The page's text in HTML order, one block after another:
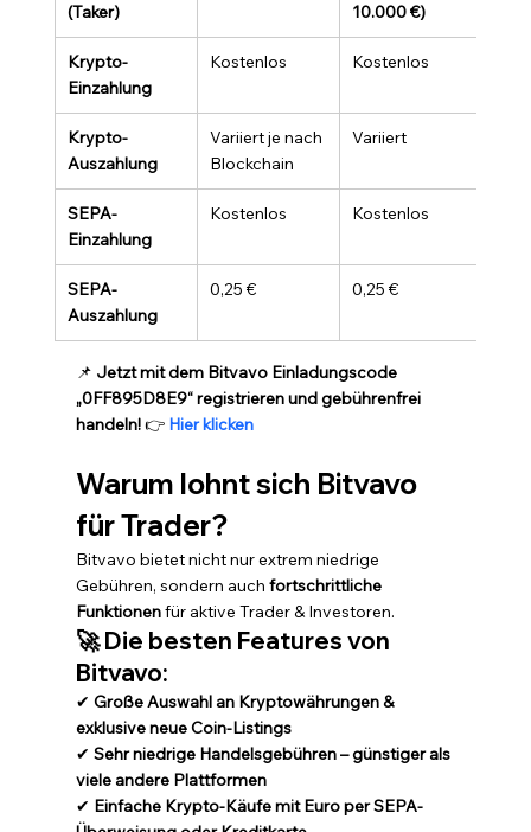
(Taker)
10.000 €)
Krypto-
Einzahlung
Kostenlos Kostenlos
Krypto-
Auszahlung
Variiert je nach
Blockchain
Variiert
SEPA-
Einzahlung
Kostenlos Kostenlos
SEPA-
Auszahlung
0,25 € 0,25 €
📌 Jetzt mit dem Bitvavo Einladungscode
„0FF895D8E9“ registrieren und gebührenfrei
handeln! 👉 Hier klicken
Warum lohnt sich Bitvavo
für Trader?
Bitvavo bietet nicht nur extrem niedrige
Gebühren, sondern auch fortschrittliche
Funktionen für aktive Trader & Investoren.
🚀 Die besten Features von
Bitvavo:
✔ Große Auswahl an Kryptowährungen &
exklusive neue Coin-Listings
✔ Sehr niedrige Handelsgebühren – günstiger als
viele andere Plattformen
✔ Einfache Krypto-Käufe mit Euro per SEPA-